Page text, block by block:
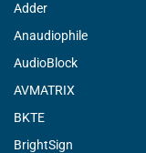
Adder
Anaudiophile
AudioBlock
AVMATRIX
BKTE
BrightSign